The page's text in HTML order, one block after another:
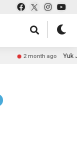
2 month ago Yuk